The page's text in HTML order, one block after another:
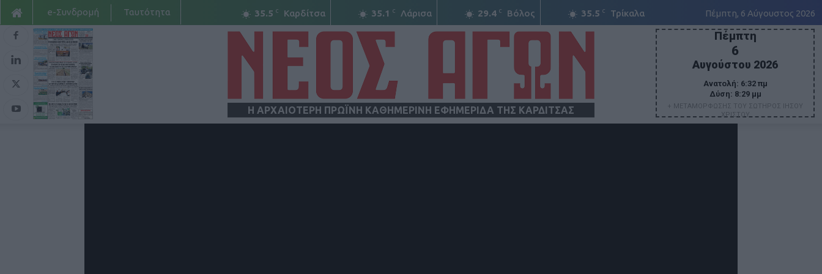
35.5 C Καρδίτσα 35.1 C Λάρισα 29.4 C Βόλος 35.5 C Τρίκαλα Πέμπτη, 6 Αύγουστος 2026
e-Συνδρομή Ταυτότητα
Η ΑΡΧΑΙΟΤΕΡΗ ΠΡΩΪΝΗ ΚΑΘΗΜΕΡΙΝΗ ΕΦΗΜΕΡΙΔΑ ΤΗΣ ΚΑΡΔΙΤΣΑΣ
Πέμπτη
6
Αυγούστου 2026
Ανατολή: 6:32 πμ
Δύση: 8:29 μμ
+ ΜΕΤΑΜΟΡΦΩΣΗΣ ΤΟΥ ΣΩΤΗΡΟΣ ΙΗΣΟΥ
ΧΡΙΣΤΟΥ